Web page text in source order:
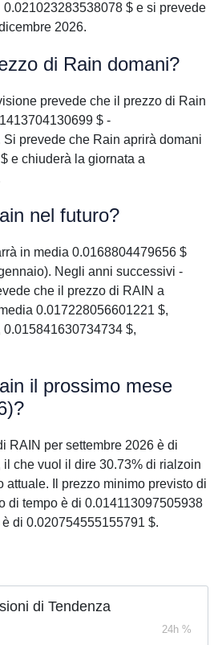
$ e si prevede
2026.
di Rain domani?
prevede che il prezzo di Rain
$ -
prevede che Rain aprirà domani
e chiuderà la giornata a
nel futuro?
in media 0.0168804479656 $
Negli anni successivi -
che il prezzo di RAIN a
0.017228056601221 $,
$,
il prossimo mese
RAIN per settembre 2026 è di
che vuol il dire 30.73% di rialzoin
attuale. Il prezzo minimo previsto di
di tempo è di 0.014113097505938
di 0.020754555155791 $.
di Tendenza
24h %